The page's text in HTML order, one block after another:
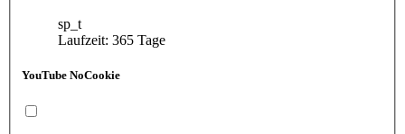
sp_t
Laufzeit: 365 Tage
YouTube NoCookie